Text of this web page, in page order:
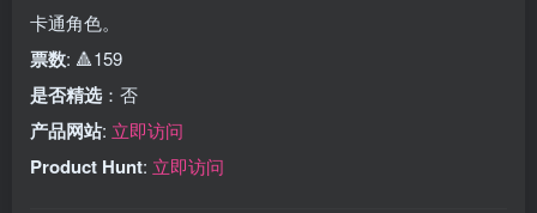
卡通角色。
票数: 🔺159
是否精选 ：否
产品网站: 立即访问
Product Hunt: 立即访问